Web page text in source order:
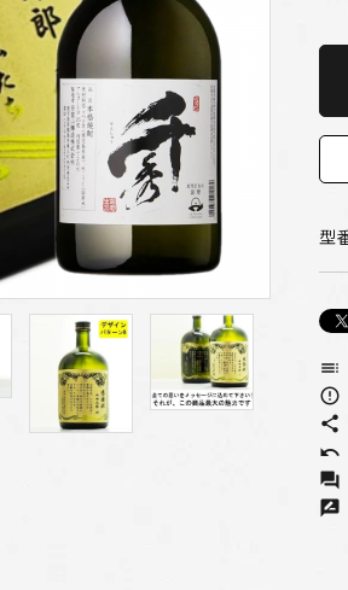
型
toc
error_outline
share
undo
forum
rate_review